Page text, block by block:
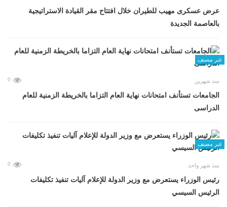
عرض عسكرى مهيب للطيران خلال افتتاح مقر القيادة الاستراتيجية
بالعاصمة الجديدة
غير مصنف
منذ شهرين 0
الجامعات تستأنف امتحانات نهاية العام التزاما بالخريطة الزمنية للعام
الدراسى
غير مصنف
منذ شهر واحد 0
رئيس الوزراء يستعرض مع وزير الدولة للإعلام آليات تنفيذ تكليفات
الرئيس السيسي